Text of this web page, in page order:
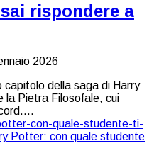
rispondere a
2026
capitolo della saga di Harry
la Pietra Filosofale, cui